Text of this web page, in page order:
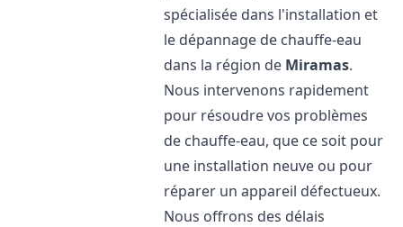
spécialisée dans l'installation et
le dépannage de chauffe-eau
dans la région de Miramas.
Nous intervenons rapidement
pour résoudre vos problèmes
de chauffe-eau, que ce soit pour
une installation neuve ou pour
réparer un appareil défectueux.
Nous offrons des délais